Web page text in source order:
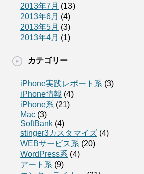
2013年7月 (13)
2013年6月 (4)
2013年5月 (3)
2013年4月 (1)
カテゴリー
iPhone実践レポート系 (3)
iPhone情報 (4)
iPhone系 (21)
Mac (3)
SoftBank (4)
stinger3カスタマイズ (4)
WEBサービス系 (20)
WordPress系 (4)
アート系 (9)